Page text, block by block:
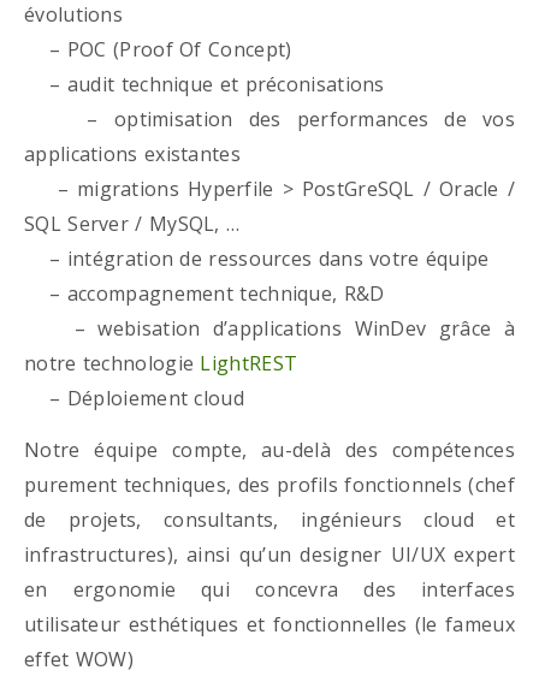
évolutions
– POC (Proof Of Concept)
– audit technique et préconisations
– optimisation des performances de vos
applications existantes
– migrations Hyperfile > PostGreSQL / Oracle /
SQL Server / MySQL, …
– intégration de ressources dans votre équipe
– accompagnement technique, R&D
– webisation d’applications WinDev grâce à
notre technologie LightREST
– Déploiement cloud
Notre équipe compte, au-delà des compétences
purement techniques, des profils fonctionnels (chef
de projets, consultants, ingénieurs cloud et
infrastructures), ainsi qu’un designer UI/UX expert
en ergonomie qui concevra des interfaces
utilisateur esthétiques et fonctionnelles (le fameux
effet WOW)